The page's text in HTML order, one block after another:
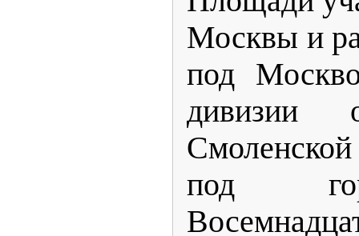
Москвы и
под
дивизии
под